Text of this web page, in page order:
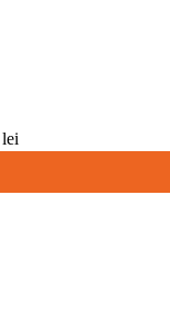
lei